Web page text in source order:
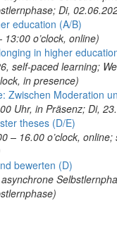
Di,
education (A/B)
o’clock, online)
in higher
self-paced learning;
in presence)
Zwischen Moderation
Uhr, in Präsenz; Di,
theses (D/E)
– 16.00 o’clock,
bewerten (D)